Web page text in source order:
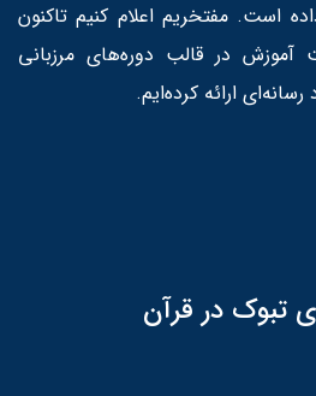
است. مفتخریم اعلام کنیم تاکنون
نفر-ساعت آموزش در قالب دوره‌های مرزبانی
ارائه کرده‌ایم.
تبوک در قرآن